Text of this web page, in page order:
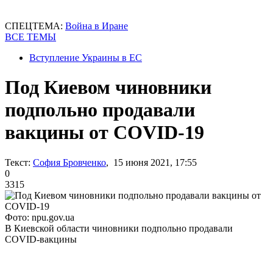
СПЕЦТЕМА: Война в Иране
ВСЕ ТЕМЫ
Вступление Украины в ЕС
Под Киевом чиновники
подпольно продавали
вакцины от COVID-19
Текст: София Бровченко, 15 июня 2021, 17:55
0
3315
Фото: npu.gov.ua
В Киевской области чиновники подпольно продавали
COVID-вакцины